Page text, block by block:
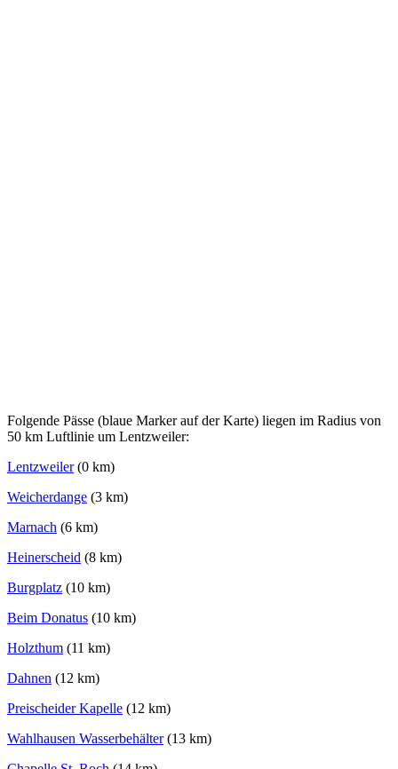
Folgende Pässe (blaue Marker auf der Karte) liegen im Radius von
50 km Luftlinie um Lentzweiler:
Lentzweiler(0 km)
Weicherdange (3 km)
Marnach (6 km)
Heinerscheid (8 km)
Burgplatz (10 km)
Beim Donatus (10 km)
Holzthum (11 km)
Dahnen (12 km)
Preischeider Kapelle (12 km)
Wahlhausen Wasserbehälter(13 km)